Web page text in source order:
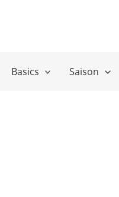
Basics Saison